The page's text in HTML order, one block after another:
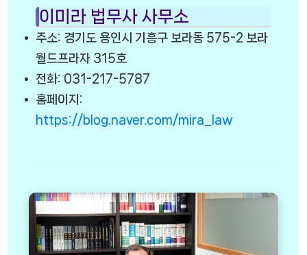
이미라 법무사 사무소
주소: 경기도 용인시 기흥구 보라동 575-2 보라
월드프라자 315호
전화: 031-217-5787
홈페이지:
https://blog.naver.com/mira_law